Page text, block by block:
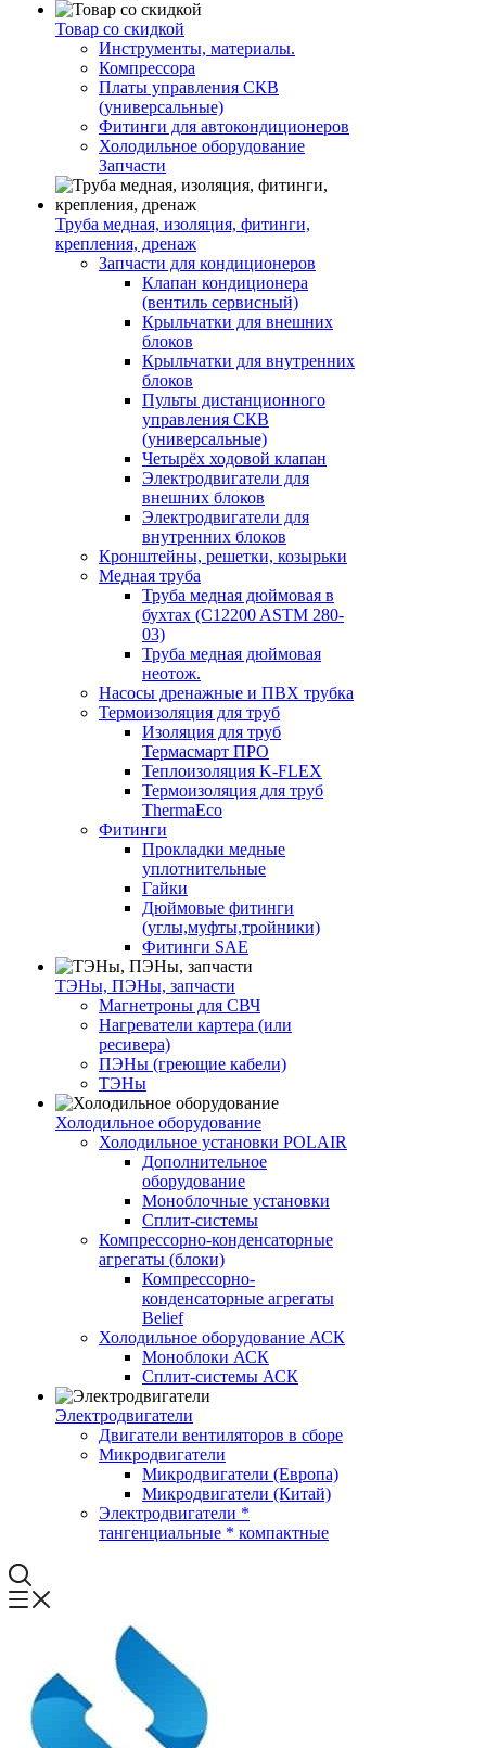
Товар со скидкой
Инструменты, материалы.
Компрессора
Платы управления СКВ
(универсальные)
Фитинги для автокондиционеров
Холодильное оборудование
Запчасти
Труба медная, изоляция, фитинги,
крепления, дренаж
Запчасти для кондиционеров
Клапан кондиционера
(вентиль сервисный)
Крыльчатки для внешних
блоков
Крыльчатки для внутренних
блоков
Пульты дистанционного
управления СКВ
(универсальные)
Четырёх ходовой клапан
Электродвигатели для
внешних блоков
Электродвигатели для
внутренних блоков
Кронштейны, решетки, козырьки
Медная труба
Труба медная дюймовая в
бухтах (C12200 ASTM 280-
03)
Труба медная дюймовая
неотож.
Насосы дренажные и ПВХ трубка
Термоизоляция для труб
Изоляция для труб
Термасмарт ПРО
Теплоизоляция K-FLEX
Термоизоляция для труб
ThermaEco
Фитинги
Прокладки медные
уплотнительные
Гайки
Дюймовые фитинги
(углы,муфты,тройники)
Фитинги SAE
ТЭНы, ПЭНы, запчасти
Магнетроны для СВЧ
Нагреватели картера (или
ресивера)
ПЭНы (греющие кабели)
ТЭНы
Холодильное оборудование
Холодильное установки POLAIR
Дополнительное
оборудование
Моноблочные установки
Сплит-системы
Компрессорно-конденсаторные
агрегаты (блоки)
Компрессорно-
конденсаторные агрегаты
Belief
Холодильное оборудование АСК
Моноблоки АСК
Сплит-системы АСК
Электродвигатели
Двигатели вентиляторов в сборе
Микродвигатели
Микродвигатели (Европа)
Микродвигатели (Китай)
Электродвигатели *
тангенциальные * компактные